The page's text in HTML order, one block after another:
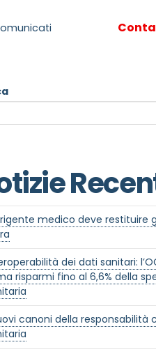
medico deve restituire
dei dati sanitari:
risparmi fino al 6,6% della
canoni della responsabilità